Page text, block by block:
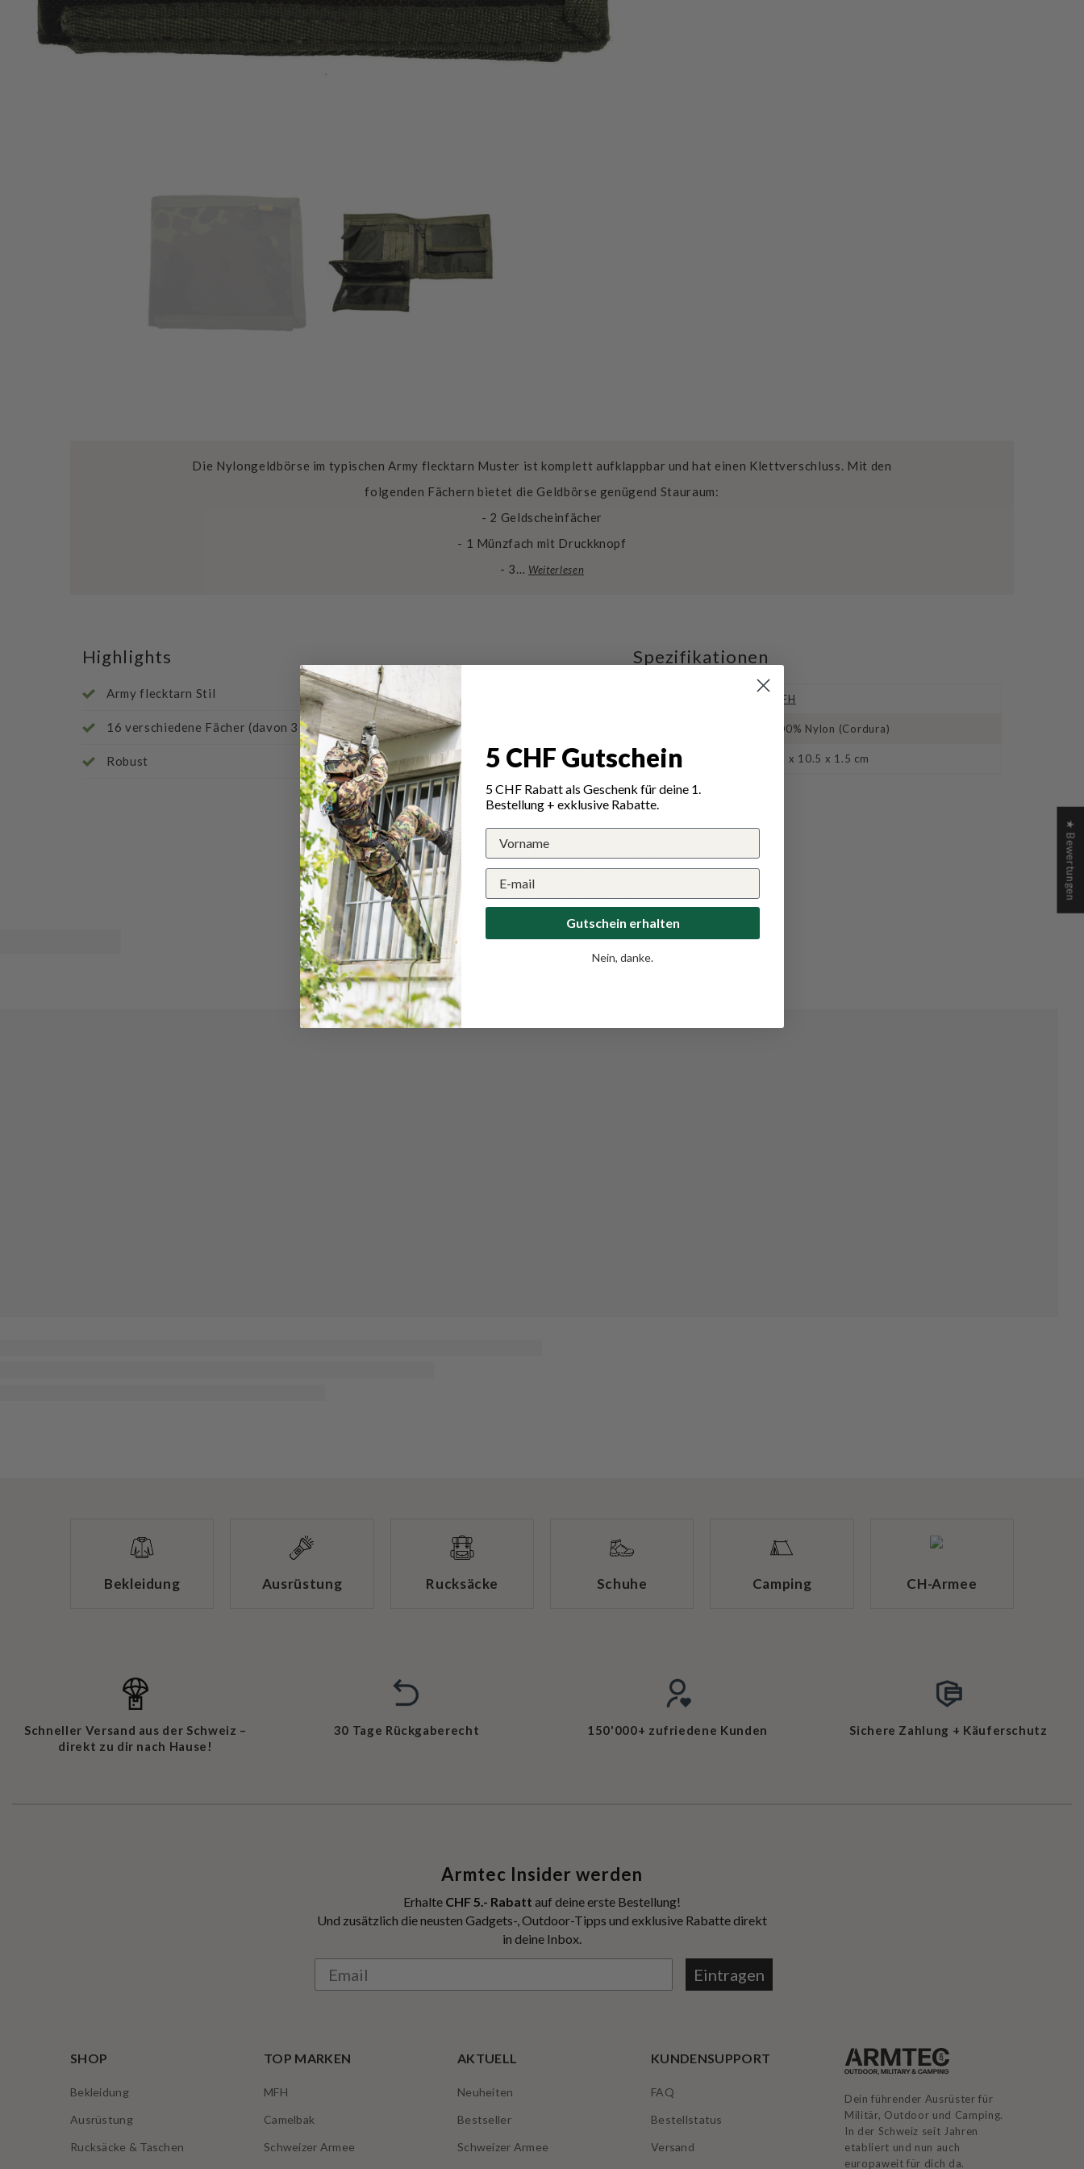
Die Nylongeldbörse im typischen Army flecktarn Muster ist komplett aufklappbar und hat einen Klettverschluss. Mit den
folgenden Fächern bietet die Geldbörse genügend Stauraum:
- 2 Geldscheinfächer
- 1 Münzfach mit Druckknopf
- 3… Weiterlesen
Highlights
Army flecktarn Stil
16 verschiedene Fächer (davon 3 transparent)
Robust
Spezifikationen
MFH
100% Nylon (Cordura)
Abmessungen 12 x 10.5 x 1.5 cm
Bewertungen für MFH Nylon Geldbörse
Schreiben Sie die erste Bewertung
Bekleidung Ausrüstung Rucksäcke Schuhe Camping CH-Armee
Schneller Versand aus der Schweiz –
direkt zu dir nach Hause!
30 Tage Rückgaberecht 150'000+ zufriedene Kunden Sichere Zahlung + Käuferschutz
Armtec Insider werden
Erhalte CHF 5.- Rabatt auf deine erste Bestellung!
Und zusätzlich die neusten Gadgets-, Outdoor-Tipps und exklusive Rabatte direkt
in deine Inbox.
Eintragen
SHOP
Bekleidung
Ausrüstung
Rucksäcke & Taschen
TOP MARKEN
MFH
Camelbak
Schweizer Armee
AKTUELL
Neuheiten
Bestseller
Schweizer Armee
KUNDENSUPPORT
FAQ
Bestellstatus
Versand
Dein führender Ausrüster für
Militär, Outdoor und Camping.
In der Schweiz seit Jahren
etabliert und nun auch
europaweit für dich da.
★ Bewertungen
5 CHF Gutschein
5 CHF Rabatt als Geschenk für deine 1.
Bestellung + exklusive Rabatte.
Gutschein erhalten
Nein, danke.